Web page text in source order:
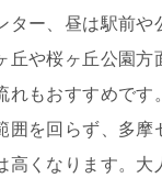
ター、昼は駅前や
丘や桜ヶ丘公園方
れもおすすめです
囲を回らず、多摩
高くなります。大